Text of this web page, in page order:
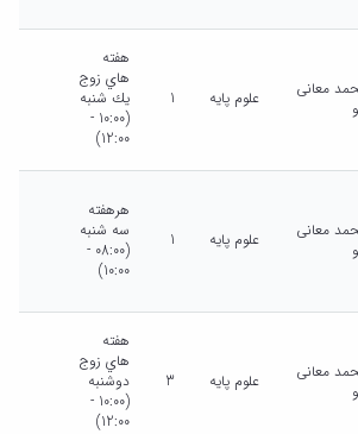
معانی
علوم پایه 1
هفته
هاي زوج
يك شنبه
(10:00 -
12:00)
معانی
علوم پایه 1
هرهفته
سه شنبه
(08:00 -
10:00)
معانی
علوم پایه 3
هفته
هاي زوج
دوشنبه
(10:00 -
12:00)